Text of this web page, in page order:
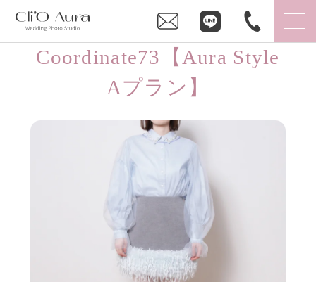
Coordinate73【Aura Style
Aプラン】